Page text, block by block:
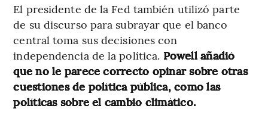
El presidente de la Fed también utilizó parte
de su discurso para subrayar que el banco
central toma sus decisiones con
independencia de la política. Powell añadió
que no le parece correcto opinar sobre otras
cuestiones de política pública, como las
políticas sobre el cambio climático.